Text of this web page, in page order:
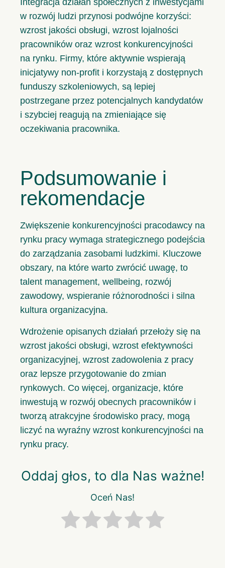
w rozwój ludzi przynosi podwójne korzyści:
wzrost jakości obsługi, wzrost lojalności
pracowników oraz wzrost konkurencyjności
na rynku. Firmy, które aktywnie wspierają
inicjatywy non-profit i korzystają z dostępnych
funduszy szkoleniowych, są lepiej
postrzegane przez potencjalnych kandydatów
i szybciej reagują na zmieniające się
oczekiwania pracownika.
Podsumowanie i
rekomendacje
Zwiększenie konkurencyjności pracodawcy na
rynku pracy wymaga strategicznego podejścia
do zarządzania zasobami ludzkimi. Kluczowe
obszary, na które warto zwrócić uwagę, to
talent management, wellbeing, rozwój
zawodowy, wspieranie różnorodności i silna
kultura organizacyjna.
Wdrożenie opisanych działań przełoży się na
wzrost jakości obsługi, wzrost efektywności
organizacyjnej, wzrost zadowolenia z pracy
oraz lepsze przygotowanie do zmian
rynkowych. Co więcej, organizacje, które
inwestują w rozwój obecnych pracowników i
tworzą atrakcyjne środowisko pracy, mogą
liczyć na wyraźny wzrost konkurencyjności na
rynku pracy.
Oddaj głos, to dla Nas ważne!
Oceń Nas!